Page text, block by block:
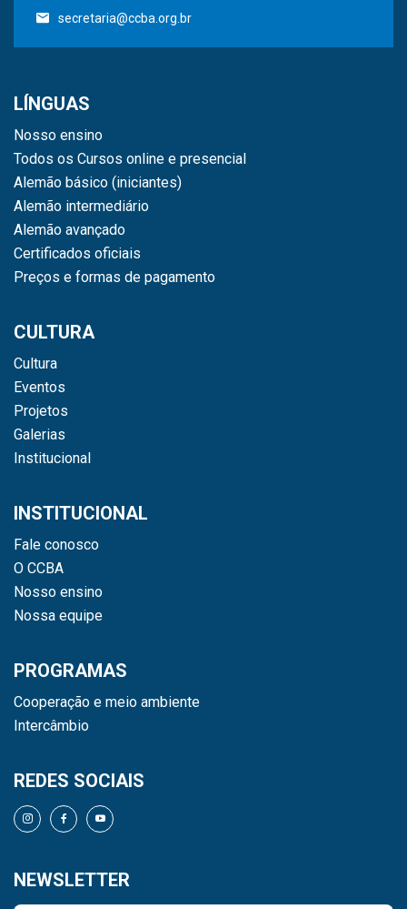
secretaria@ccba.org.br
LÍNGUAS
Nosso ensino
Todos os Cursos online e presencial
Alemão básico (iniciantes)
Alemão intermediário
Alemão avançado
Certificados oficiais
Preços e formas de pagamento
CULTURA
Cultura
Eventos
Projetos
Galerias
Institucional
INSTITUCIONAL
Fale conosco
O CCBA
Nosso ensino
Nossa equipe
PROGRAMAS
Cooperação e meio ambiente
Intercâmbio
REDES SOCIAIS
NEWSLETTER